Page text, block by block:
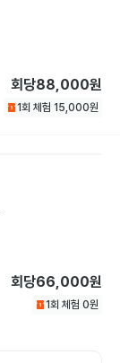
회당88,000원
1회 체험 15,000원
회당66,000원
1회 체험 0원